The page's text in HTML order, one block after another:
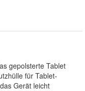
gepolsterte Tablet
für Tablet-
Gerät leicht